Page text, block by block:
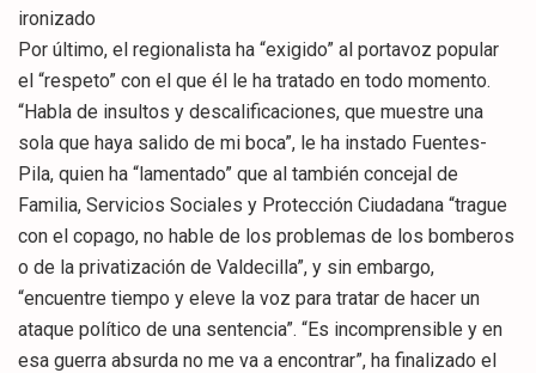
ironizado
Por último, el regionalista ha “exigido” al portavoz popular
el “respeto” con el que él le ha tratado en todo momento.
“Habla de insultos y descalificaciones, que muestre una
sola que haya salido de mi boca”, le ha instado Fuentes-
Pila, quien ha “lamentado” que al también concejal de
Familia, Servicios Sociales y Protección Ciudadana “trague
con el copago, no hable de los problemas de los bomberos
o de la privatización de Valdecilla”, y sin embargo,
“encuentre tiempo y eleve la voz para tratar de hacer un
ataque político de una sentencia”. “Es incomprensible y en
esa guerra absurda no me va a encontrar”, ha finalizado el